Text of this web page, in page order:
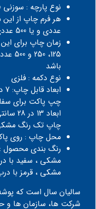
نوع پارچه : سوزنی 90 گرم قابل چاپ
عددی و یا 500 عددی می باشد
زمان چاپ برای
باشد
نوع دکمه : فلزی
چپ پاکت برای
ابعاد
چاپ تک رنگ
محل چاپ : روی
رنگ بندی محصول :
مشکی ، سفید با
مشکی ، قرمز با
سالیان سال است که
شرکت ها، سازمان ها و